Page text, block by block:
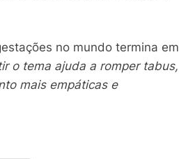
no mundo termina em
o tema ajuda a romper tabus,
mais empáticas e